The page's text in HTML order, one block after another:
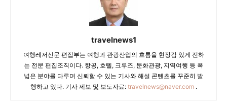
travelnews1
여행레저신문 편집부는 여행과 관광산업의 흐름을 현장감 있게 전하
는 전문 편집조직이다. 항공, 호텔, 크루즈, 문화관광, 지역여행 등 폭
넓은 분야를 다루며 신뢰할 수 있는 기사와 해설 콘텐츠를 꾸준히 발
행하고 있다. 기사 제보 및 보도자료: travelnews@naver.com.